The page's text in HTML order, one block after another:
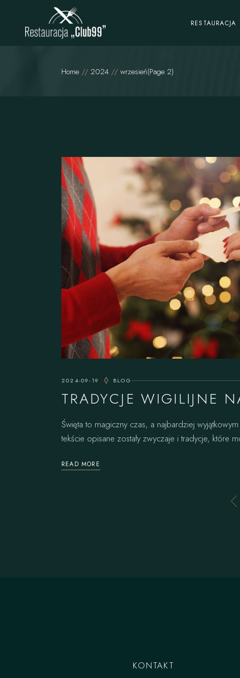
RESTAURACJA
O restauracji
Home 2024 wrzesień(Page 2)
2024-09-19 BLOG
TRADYCJE WIGILIJNE
Święta to magiczny czas, a najbardziej
tekście opisane zostały zwyczaje i tradycje, które
READ MORE
KONTAKT